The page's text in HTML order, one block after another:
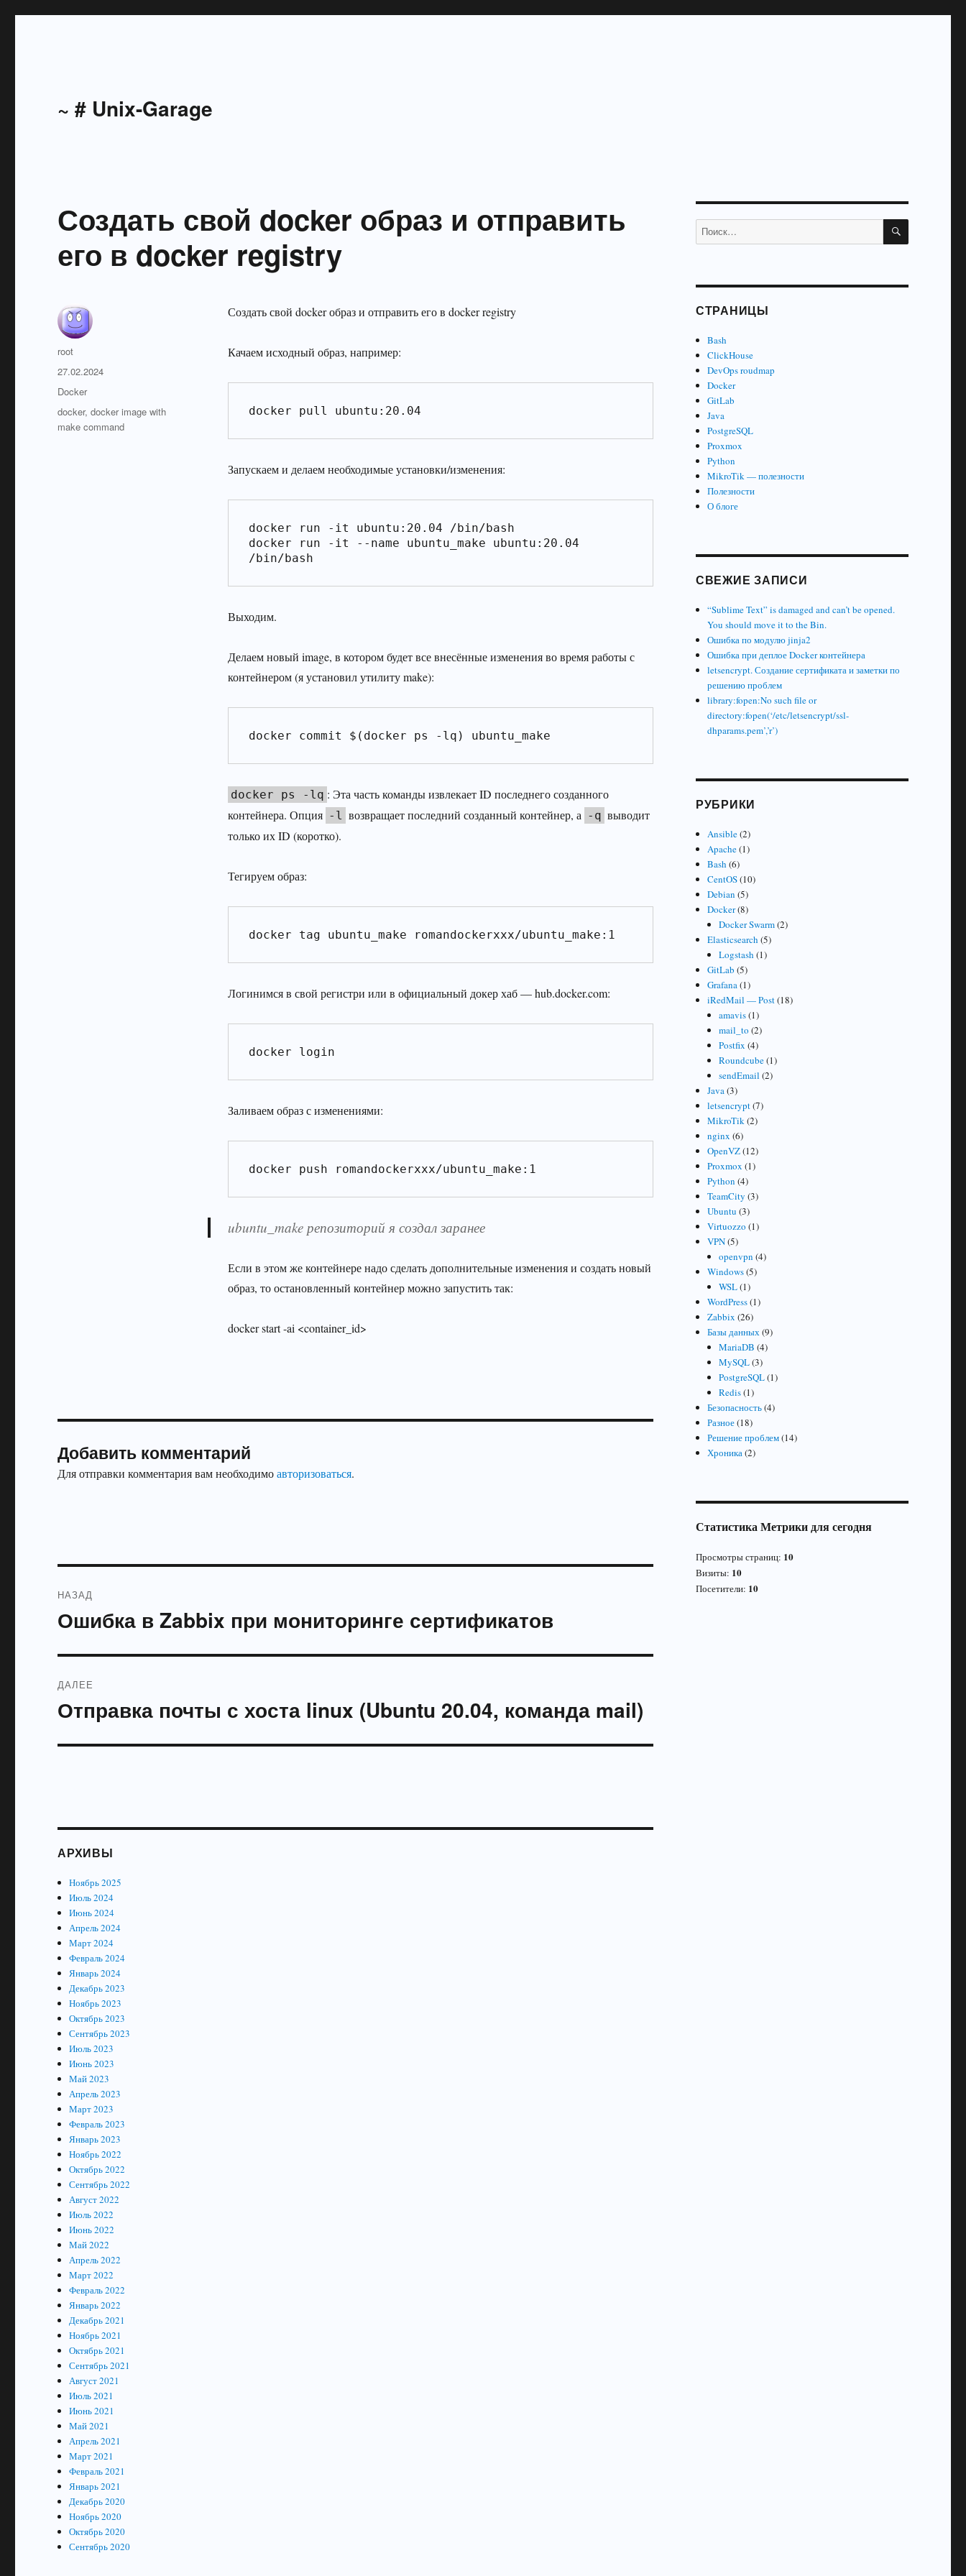
~ # Unix-Garage
Создать свой docker образ и отправить
его в docker registry
Создать свой docker образ и отправить его в docker registry
Качаем исходный образ, например:
docker pull ubuntu:20.04
Запускаем и делаем необходимые установки/изменения:
docker run -it ubuntu:20.04 /bin/bash
docker run -it --name ubuntu_make ubuntu:20.04
/bin/bash
Выходим.
Делаем новый image, в котором будет все внесённые изменения во время работы с
контейнером (я установил утилиту make):
docker commit $(docker ps -lq) ubuntu_make
docker ps -lq : Эта часть команды извлекает ID последнего созданного
контейнера. Опция -l возвращает последний созданный контейнер, а -q выводит
только их ID (коротко).
Тегируем образ:
docker tag ubuntu_make romandockerxxx/ubuntu_make:1
Логинимся в свой регистри или в официальный докер хаб — hub.docker.com:
docker login
Заливаем образ с изменениями:
docker push romandockerxxx/ubuntu_make:1
ubuntu_make репозиторий я создал заранее
Если в этом же контейнере надо сделать дополнительные изменения и создать новый
образ, то остановленный контейнер можно запустить так:
docker start -ai <container_id>
Автор
root
Опубликовано
27.02.2024
Рубрики
Docker
Метки
docker,docker image with
make command
Добавить комментарий
Для отправки комментария вам необходимоавторизоваться.
по
НАЗАД
Предыдущая
Ошибка в Zabbix при мониторинге сертификатов
ДАЛЕЕ
Следующая
Отправка почты с хоста linux (Ubuntu 20.04, команда mail)
АРХИВЫ
Ноябрь 2025
Июль 2024
Июнь 2024
Апрель 2024
Март 2024
Февраль 2024
Январь 2024
Декабрь 2023
Ноябрь 2023
Октябрь 2023
Сентябрь 2023
Июль 2023
Июнь 2023
Май 2023
Апрель 2023
Март 2023
Февраль 2023
Январь 2023
Ноябрь 2022
Октябрь 2022
Сентябрь 2022
Август 2022
Июль 2022
Июнь 2022
Май 2022
Апрель 2022
Март 2022
Февраль 2022
Январь 2022
Декабрь 2021
Ноябрь 2021
Октябрь 2021
Сентябрь 2021
Август 2021
Июль 2021
Июнь 2021
Май 2021
Апрель 2021
Март 2021
Февраль 2021
Январь 2021
Декабрь 2020
Ноябрь 2020
Октябрь 2020
Сентябрь 2020
Искать: ПОИСК
СТРАНИЦЫ
Bash
ClickHouse
DevOps roudmap
Docker
GitLab
Java
PostgreSQL
Proxmox
Python
MikroTik — полезности
Полезности
О блоге
СВЕЖИЕ ЗАПИСИ
“Sublime Text” is damaged and can’t be opened.
You should move it to the Bin.
Ошибка по модулю jinja2
Ошибка при деплое Docker контейнера
letsencrypt. Создание сертификата и заметки по
решению проблем
library:fopen:No such file or
directory:fopen(‘/etc/letsencrypt/ssl-
dhparams.pem’,’r’)
РУБРИКИ
Ansible(2)
Apache(1)
Bash (6)
CentOS(10)
Debian (5)
Docker(8)
Docker Swarm(2)
Elasticsearch (5)
Logstash (1)
GitLab (5)
Grafana(1)
iRedMail — Post(18)
amavis(1)
mail_to (2)
Postfix (4)
Roundcube(1)
sendEmail (2)
Java(3)
letsencrypt(7)
MikroTik(2)
nginx (6)
OpenVZ(12)
Proxmox (1)
Python (4)
TeamCity (3)
Ubuntu (3)
Virtuozzo (1)
VPN(5)
openvpn (4)
Windows(5)
WSL(1)
WordPress(1)
Zabbix (26)
Базы данных(9)
MariaDB (4)
MySQL(3)
PostgreSQL(1)
Redis(1)
Безопасность(4)
Разное(18)
Решение проблем(14)
Хроника(2)
Статистика Метрики для сегодня
Просмотры страниц: 10
Визиты: 10
Посетители: 10